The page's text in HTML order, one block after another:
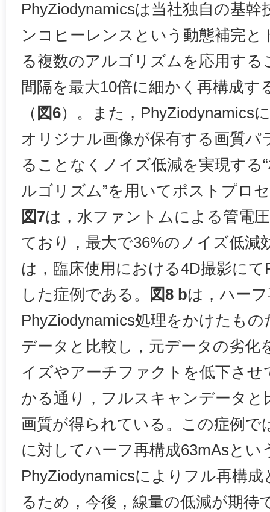
PhyZiodynamicsは当社独自の基
ンコヒーレンスという動態補完
る複数のアルゴリズムを応用する
間隔を最大10倍に細かく再構成す
（ 図6）。また，PhyZiodynamics
オリジナル画像が保有する画質パ
ることなくノイズ低減を実現する
ルゴリズム”を用いてポストプロ
図7は，水ファントムによる管電
ており，最大で36%のノイズ低減
は，臨床使用における4D撮影にて
した症例である。
図8 bは，ハー
PhyZiodynamics処理をかけたも
データと比較し，元データの劣化
イズやアーチファクトを低下させ
かる通り，フルスキャンデータと
画質が得られている。この症例で
に対してハーフ再構成63mAsとい
PhyZiodynamicsによりフル再構
るため，今後，線量の低減が期待